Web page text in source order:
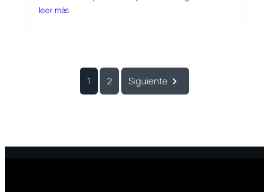
leer más
1 2 Siguiente